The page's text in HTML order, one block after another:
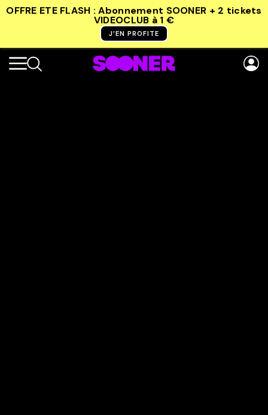
OFFRE ETE FLASH : Abonnement SOONER + 2 tickets
VIDEOCLUB à 1 €
J’EN PROFITE